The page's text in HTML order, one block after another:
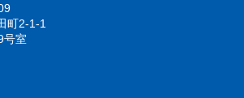
町2-1-1
号室